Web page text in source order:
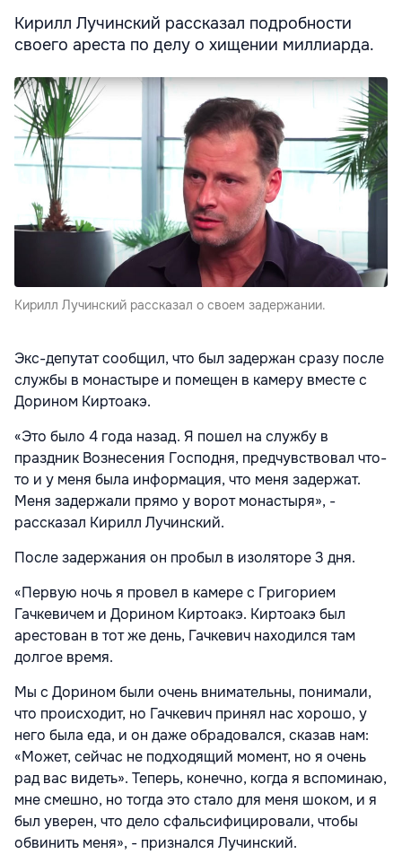
Кирилл Лучинский рассказал подробности
своего ареста по делу о хищении миллиарда.
Кирилл Лучинский рассказал о своем задержании.
Экс-депутат сообщил, что был задержан сразу после
службы в монастыре и помещен в камеру вместе с
Дорином Киртоакэ.
«Это было 4 года назад. Я пошел на службу в
праздник Вознесения Господня, предчувствовал что-
то и у меня была информация, что меня задержат.
Меня задержали прямо у ворот монастыря», -
рассказал Кирилл Лучинский.
После задержания он пробыл в изоляторе 3 дня.
«Первую ночь я провел в камере с Григорием
Гачкевичем и Дорином Киртоакэ. Киртоакэ был
арестован в тот же день, Гачкевич находился там
долгое время.
Мы с Дорином были очень внимательны, понимали,
что происходит, но Гачкевич принял нас хорошо, у
него была еда, и он даже обрадовался, сказав нам:
«Может, сейчас не подходящий момент, но я очень
рад вас видеть». Теперь, конечно, когда я вспоминаю,
мне смешно, но тогда это стало для меня шоком, и я
был уверен, что дело сфальсифицировали, чтобы
обвинить меня», - признался Лучинский.